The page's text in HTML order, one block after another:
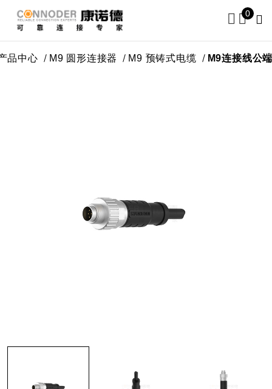
0
产品中心 M9 圆形连接器 M9 预铸式电缆 M9连接线